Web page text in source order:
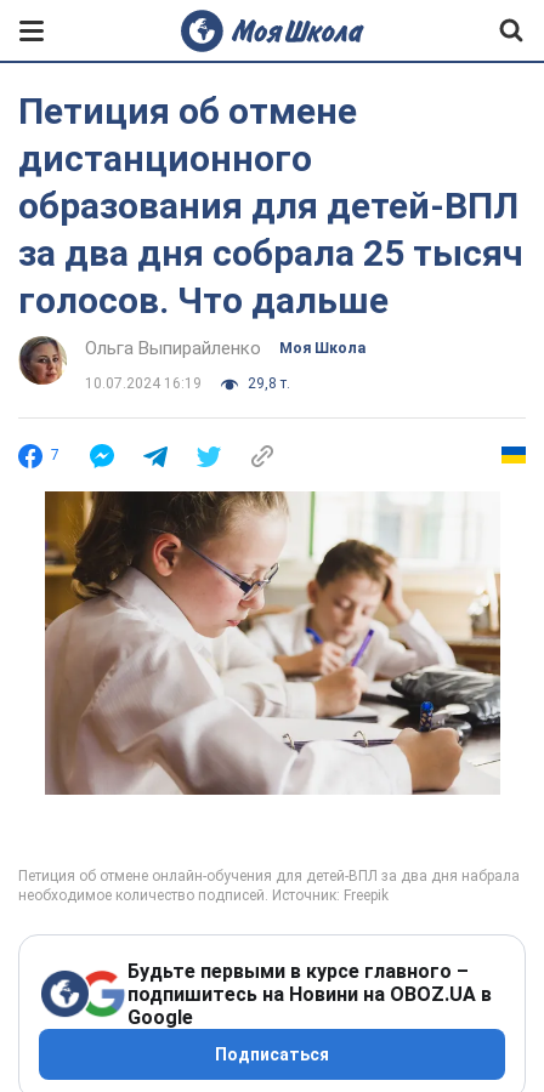
Петиция об отмене
дистанционного
образования для детей-ВПЛ
за два дня собрала 25 тысяч
голосов. Что дальше
Ольга Выпирайленко Моя Школа
10.07.2024 16:19 29,8 т.
7
Будьте первыми в курсе главного –
подпишитесь на Новини на OBOZ.UA в
Google
Подписаться